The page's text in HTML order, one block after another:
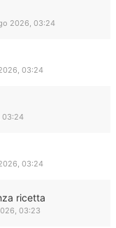
2026, 03:24
03:24
03:24
03:24
ricetta
03:23